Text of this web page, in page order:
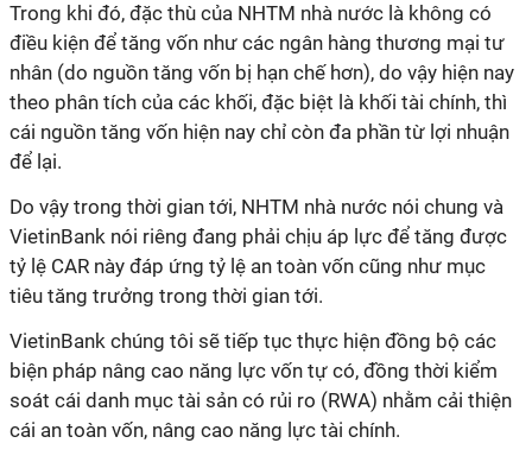
Trong khi đó, đặc thù của NHTM nhà nước là không có
điều kiện để tăng vốn như các ngân hàng thương mại tư
nhân (do nguồn tăng vốn bị hạn chế hơn), do vậy hiện nay
theo phân tích của các khối, đặc biệt là khối tài chính, thì
cái nguồn tăng vốn hiện nay chỉ còn đa phần từ lợi nhuận
để lại.
Do vậy trong thời gian tới, NHTM nhà nước nói chung và
VietinBank nói riêng đang phải chịu áp lực để tăng được
tỷ lệ CAR này đáp ứng tỷ lệ an toàn vốn cũng như mục
tiêu tăng trưởng trong thời gian tới.
VietinBank chúng tôi sẽ tiếp tục thực hiện đồng bộ các
biện pháp nâng cao năng lực vốn tự có, đồng thời kiểm
soát cái danh mục tài sản có rủi ro (RWA) nhằm cải thiện
cái an toàn vốn, nâng cao năng lực tài chính.